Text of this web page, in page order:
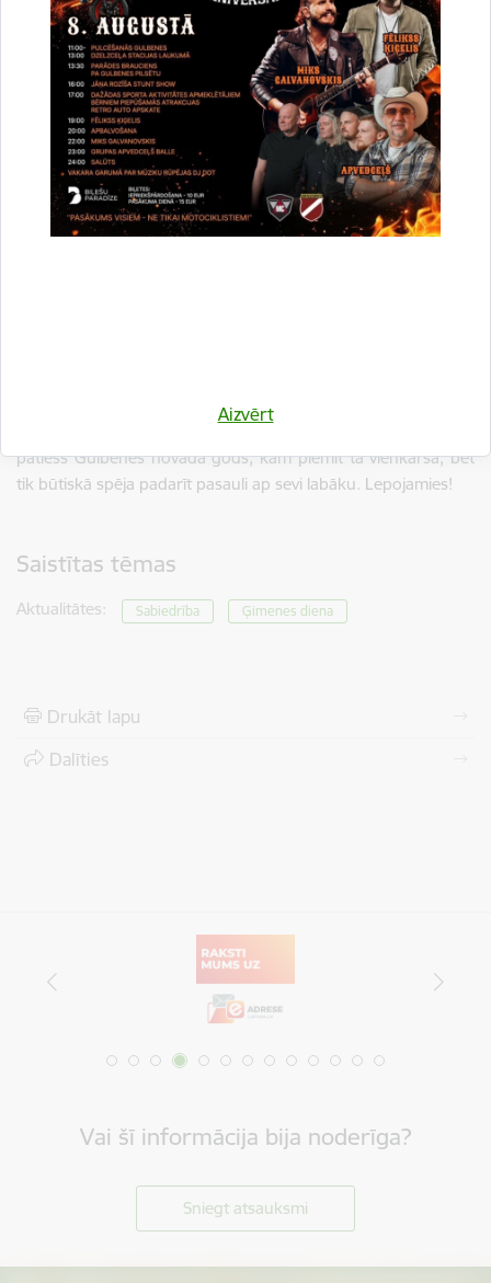
Aizvērt
saistīts ar traktortehniku un lauku darbiem. Labprāt dodas
palīgā kaimiņiem veikt dažādus darbus. Puisis sapņo par savu
Paula Eiduka
(6 gadi) ir ģimenes prieka stars, kura
pašlaik sper savus pirmos soļus pirmsskolas gaitās Tirzas
pamatskolā. Viņa dzied pirmsskolas ansamblī un nākotnē
sapņo kļūt par dzīvnieku glābēju.
patiess Gulbenes novada gods, kam piemīt tā vienkāršā, bet
tik būtiskā spēja padarīt pasauli ap sevi labāku. Lepojamies!
Saistītas tēmas
Aktualitātes: Sabiedrība Ģimenes diena
Drukāt lapu
Dalīties
Vai šī informācija bija noderīga?
Sniegt atsauksmi